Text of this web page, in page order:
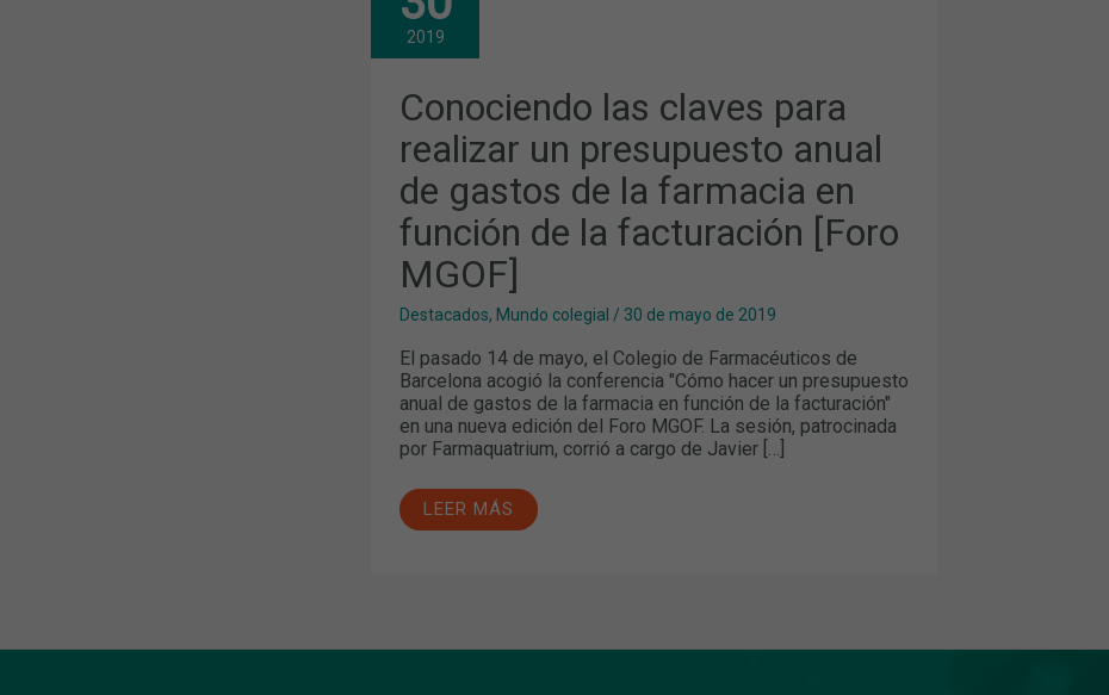
2019
Conociendo las claves para
realizar un presupuesto anual
de gastos de la farmacia en
función de la facturación [Foro
MGOF]
Destacados, Mundo colegial / 30 de mayo de 2019
El pasado 14 de mayo, el Colegio de Farmacéuticos de
Barcelona acogió la conferencia "Cómo hacer un presupuesto
anual de gastos de la farmacia en función de la facturación"
en una nueva edición del Foro MGOF. La sesión, patrocinada
por Farmaquatrium, corrió a cargo de Javier […]
CLAVES
PARA
REALIZAR
PRESUPUESTO
ANUAL
DE
GASTOS
DE
LA
FARMACIA
FUNCIÓN
DE
LA
FACTURACIÓN
[FORO
MGOF]
LEER MÁS